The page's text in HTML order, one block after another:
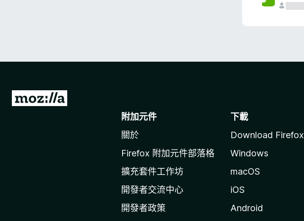
前
附加元件
關於
Firefox 附加元件部落格
擴充套件工作坊
開發者交流中心
開發者政策
下載
Download Firefox
Windows
macOS
iOS
Android